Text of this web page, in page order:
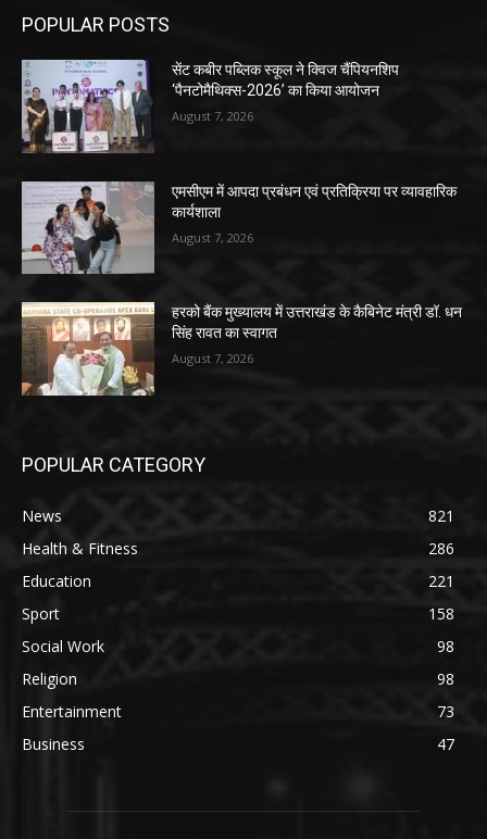
POPULAR POSTS
सेंट कबीर पब्लिक स्कूल ने क्विज चैंपियनशिप
‘पैनटोमैथिक्स-2026’ का किया आयोजन
August 7, 2026
एमसीएम में आपदा प्रबंधन एवं प्रतिक्रिया पर व्यावहारिक
कार्यशाला
August 7, 2026
हरको बैंक मुख्यालय में उत्तराखंड के कैबिनेट मंत्री डॉ. धन
सिंह रावत का स्वागत
August 7, 2026
POPULAR CATEGORY
News
821
Health & Fitness
286
Education
221
Sport
158
Social Work
98
Religion
98
Entertainment
73
Business
47